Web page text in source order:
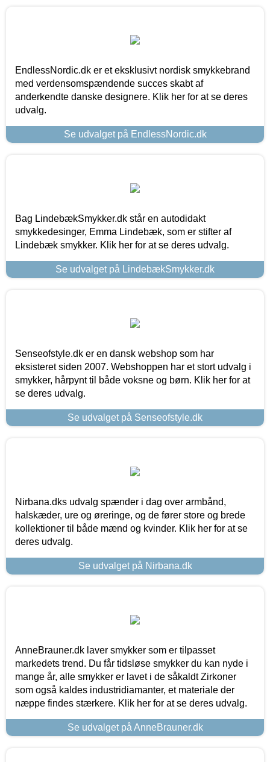
EndlessNordic.dk er et eksklusivt nordisk smykkebrand
med verdensomspændende succes skabt af
anderkendte danske designere. Klik her for at se deres
udvalg.
Se udvalget på EndlessNordic.dk
Bag LindebækSmykker.dk står en autodidakt
smykkedesinger, Emma Lindebæk, som er stifter af
Lindebæk smykker. Klik her for at se deres udvalg.
Se udvalget på LindebækSmykker.dk
Senseofstyle.dk er en dansk webshop som har
eksisteret siden 2007. Webshoppen har et stort udvalg i
smykker, hårpynt til både voksne og børn. Klik her for at
se deres udvalg.
Se udvalget på Senseofstyle.dk
Nirbana.dks udvalg spænder i dag over armbånd,
halskæder, ure og øreringe, og de fører store og brede
kollektioner til både mænd og kvinder. Klik her for at se
deres udvalg.
Se udvalget på Nirbana.dk
AnneBrauner.dk laver smykker som er tilpasset
markedets trend. Du får tidsløse smykker du kan nyde i
mange år, alle smykker er lavet i de såkaldt Zirkoner
som også kaldes industridiamanter, et materiale der
næppe findes stærkere. Klik her for at se deres udvalg.
Se udvalget på AnneBrauner.dk